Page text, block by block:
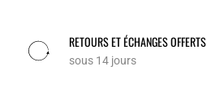
RETOURS ET ÉCHANGES OFFERTS
sous 14 jours